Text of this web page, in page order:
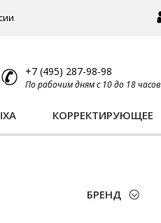
+7 (495) 287-98-98
По рабочим дням с 10 до 18 часов
КОРРЕКТИРУЮЩЕЕ
БРЕНД